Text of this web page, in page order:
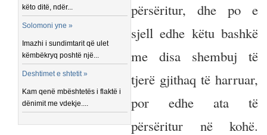
këto ditë, ndër...
Solomoni yne »
Imazhi i sundimtarit që ulet
këmbëkryq poshtë një...
Deshtimet e shtetit »
Kam qenë mbështetës i flaktë i
dënimit me vdekje....
përsëritur, dhe po e
sjell edhe këtu bashkë
me disa shembuj të
tjerë gjithaq të harruar,
por edhe ata të
përsëritur në kohë.